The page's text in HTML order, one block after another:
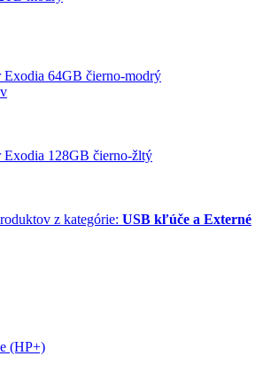
Exodia 64GB čierno-modrý
Exodia 128GB čierno-žltý
z kategórie: USB kľúče a Externé
(HP+)